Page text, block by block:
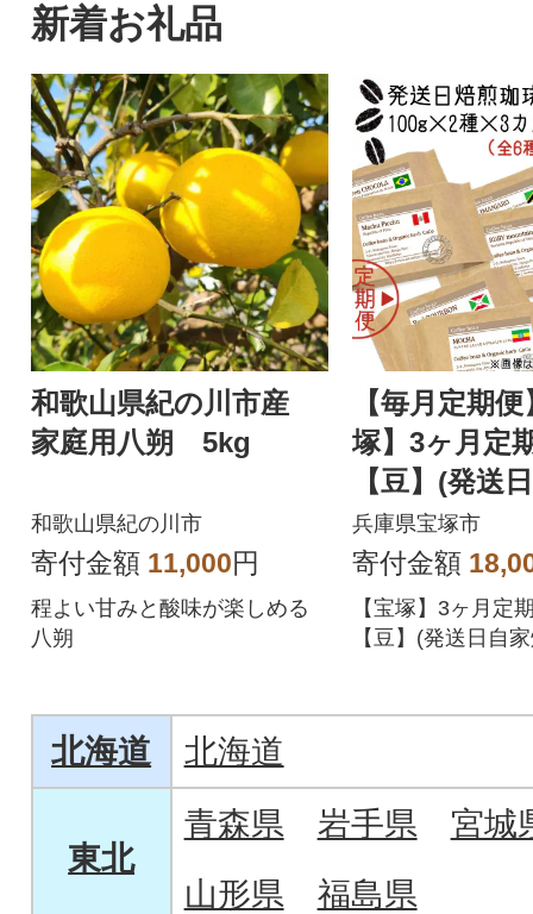
新着お礼品
和歌山県紀の川市産
家庭用八朔 5kg
和歌山県紀の川市
寄付金額 11,000円
程よい甘みと酸味が楽しめる
八朔
【毎月定期
塚】3ヶ月定
【豆】(発送
珈琲豆・全6
全3回
兵庫県宝塚市
寄付金額
【宝塚】3ヶ月定
【豆】(発送日自
北海道 北海道
東北
青森県 岩手県
宮城
山形県
福島県